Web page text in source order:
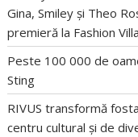
Gina, Smiley și Theo
premieră la Fashion
Peste 100 000 de
Sting
RIVUS transformă
centru cultural și de